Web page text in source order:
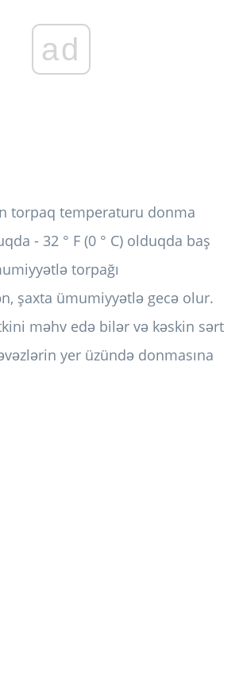
ad
torpaq temperaturu donma
- 32 ° F (0 ° C) olduqda baş
torpağı
şaxta ümumiyyətlə gecə olur.
məhv edə bilər və kəskin sərt
yer üzündə donmasına